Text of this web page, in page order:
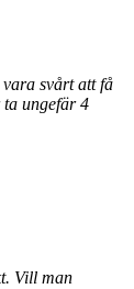
svårt att få
ungefär 4
Vill man